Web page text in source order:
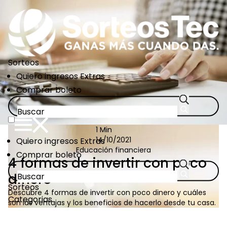
contenido
principal
Sorteos
CTA
Links
Quiero ingresos Extras
Comprar boleto
CTA
Links
Quiero ingresos Extras
Comprar boleto
Sorteos
Categorias
1 Min
14/10/2021
Educación financiera
4 formas de invertir con poco
dinero
Descubre 4 formas de invertir con poco dinero y cuáles
son las ventajas y los beneficios de hacerlo desde tu casa.